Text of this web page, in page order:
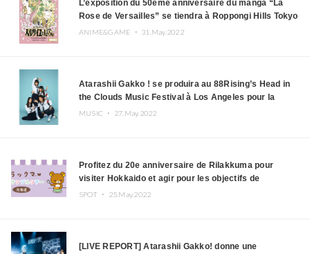
L’exposition du 50ème anniversaire du manga “La
Rose de Versailles” se tiendra à Roppongi Hills Tokyo
City View
ANIME&GAME ・ 31.May.2022
Atarashii Gakko ! se produira au 88Rising’s Head in
the Clouds Music Festival à Los Angeles pour la
deuxième année consécutive
MUSIC ・ 27.May.2022
Profitez du 20e anniversaire de Rilakkuma pour
visiter Hokkaido et agir pour les objectifs de
développement durable
SPOT ・ 25.May.2022
[LIVE REPORT] Atarashii Gakko! donne une